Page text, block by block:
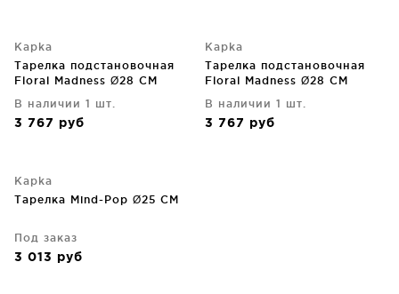
Kapka
Тарелка подстановочная
Floral Madness Ø28 CM
В наличии 1 шт.
3 767 руб
Kapka
Тарелка подстановочная
Floral Madness Ø28 CM
В наличии 1 шт.
3 767 руб
Kapka
Тарелка Mind-Pop Ø25 CM
Под заказ
3 013 руб